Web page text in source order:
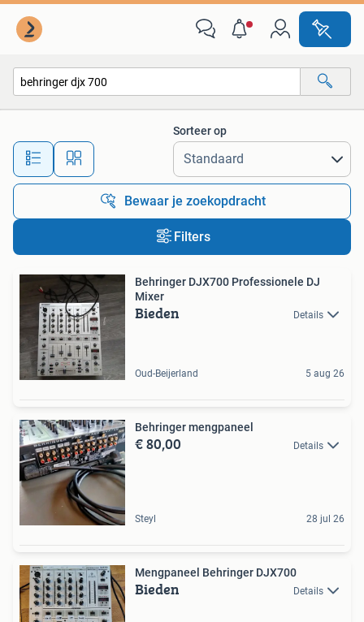
Alle afstanden…
Sorteer op
Bewaar je zoekopdracht
Filters
Behringer DJX700 Professionele DJ
Mixer
Bieden Details
Oud-Beijerland 5 aug 26
Behringer mengpaneel
€ 80,00 Details
Steyl 28 jul 26
Mengpaneel Behringer DJX700
Bieden Details